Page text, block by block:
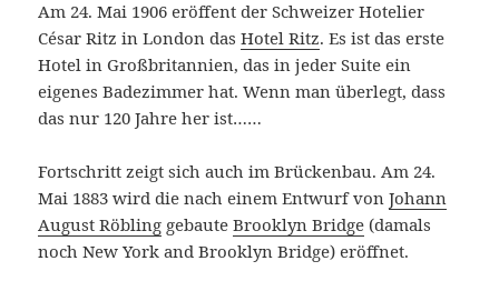
Am 24. Mai 1906 eröffent der Schweizer Hotelier
César Ritz in London dasHotel Ritz. Es ist das erste
Hotel in Großbritannien, das in jeder Suite ein
eigenes Badezimmer hat. Wenn man überlegt, dass
das nur 120 Jahre her ist……
Fortschritt zeigt sich auch im Brückenbau. Am 24.
Mai 1883 wird die nach einem Entwurf vonJohann
August Röbling gebauteBrooklyn Bridge (damals
noch New York and Brooklyn Bridge) eröffnet.